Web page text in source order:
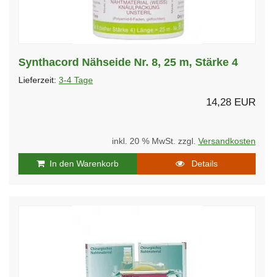
Synthacord Nähseide Nr. 8, 25 m, Stärke 4
Lieferzeit: 3-4 Tage
14,28 EUR
inkl. 20 % MwSt. zzgl. Versandkosten
In den Warenkorb Details